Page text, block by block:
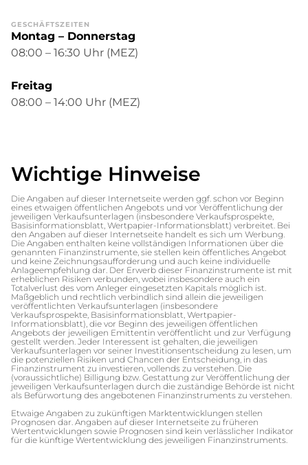
GESCHÄFTSZEITEN
Montag – Donnerstag
08:00 – 16:30 Uhr (MEZ)
Freitag
08:00 – 14:00 Uhr (MEZ)
Wichtige Hinweise
Die Angaben auf dieser Internetseite werden ggf. schon vor Beginn
eines etwaigen öffentlichen Angebots und vor Veröffentlichung der
jeweiligen Verkaufsunterlagen (insbesondere Verkaufsprospekte,
Basisinformationsblatt, Wertpapier-Informationsblatt) verbreitet. Bei
den Angaben auf dieser Internetseite handelt es sich um Werbung.
Die Angaben enthalten keine vollständigen Informationen über die
genannten Finanzinstrumente, sie stellen kein öffentliches Angebot
und keine Zeichnungsaufforderung und auch keine individuelle
Anlageempfehlung dar. Der Erwerb dieser Finanzinstrumente ist mit
erheblichen Risiken verbunden, wobei insbesondere auch ein
Totalverlust des vom Anleger eingesetzten Kapitals möglich ist.
Maßgeblich und rechtlich verbindlich sind allein die jeweiligen
veröffentlichten Verkaufsunterlagen (insbesondere
Verkaufsprospekte, Basisinformationsblatt, Wertpapier-
Informationsblatt), die vor Beginn des jeweiligen öffentlichen
Angebots der jeweiligen Emittentin veröffentlicht und zur Verfügung
gestellt werden. Jeder Interessent ist gehalten, die jeweiligen
Verkaufsunterlagen vor seiner Investitionsentscheidung zu lesen, um
die potenziellen Risiken und Chancen der Entscheidung, in das
Finanzinstrument zu investieren, vollends zu verstehen. Die
(voraussichtliche) Billigung bzw. Gestattung zur Veröffentlichung der
jeweiligen Verkaufsunterlagen durch die zuständige Behörde ist nicht
als Befürwortung des angebotenen Finanzinstruments zu verstehen.
Etwaige Angaben zu zukünftigen Marktentwicklungen stellen
Prognosen dar. Angaben auf dieser Internetseite zu früheren
Wertentwicklungen sowie Prognosen sind kein verlässlicher Indikator
für die künftige Wertentwicklung des jeweiligen Finanzinstruments.